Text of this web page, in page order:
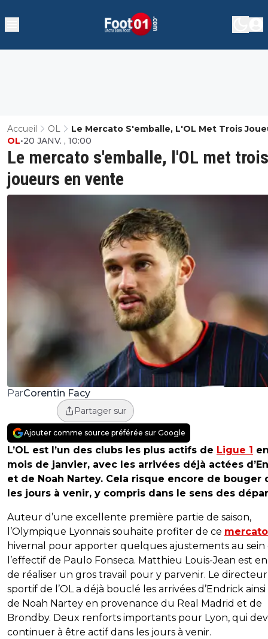
Accueil OL
Le Mercato S'emballe, L'OL Met Trois
Vente
Le mercato s'emballe, l'OL met trois
joueurs en vente
OL•20 JANV. , 10:00
ParCorentin Facy
Partager sur
Ajouter comme source préférée sur Google
L’OL est l’un des clubs les plus actifs de Ligue 1
mois de janvier, avec les arrivées déjà actées
et de Noah Nartey. Cela risque encore de bouger
les jours à venir, y compris dans le sens des
Auteur d’une excellente première partie de saison,
l’Olympique Lyonnais souhaite profiter de ce mercato
hivernal pour apporter quelques ajustements au sein
l’effectif de Paulo Fonseca. Matthieu Louis-Jean est
de réaliser un gros travail pour y parvenir. Le directeur
sportif de l’OL a déjà bouclé les arrivées d’Endrick
de Noah Nartey en provenance du Real Madrid et de
Brondby. Deux renforts importants pour Lyon, qui
continuer à être actif dans les jours à venir.